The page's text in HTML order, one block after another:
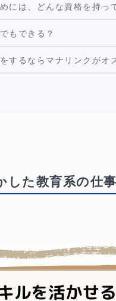
には、どんな資格を持っ
もできる？
するならマナリンクがオ
した教育系の仕